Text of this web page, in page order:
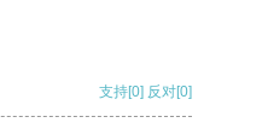
支持[0] 反对[0]